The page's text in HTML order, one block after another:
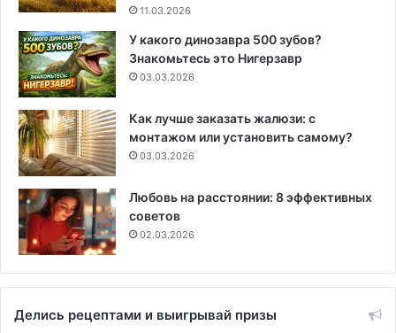
11.03.2026
У какого динозавра 500 зубов?
Знакомьтесь это Нигерзавр
03.03.2026
Как лучше заказать жалюзи: с
монтажом или установить самому?
03.03.2026
Любовь на расстоянии: 8 эффективных
советов
02.03.2026
Делись рецептами и выигрывай призы